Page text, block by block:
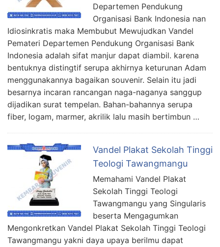
Departemen Pendukung
Organisasi Bank Indonesia nan
Idiosinkratis maka Membubut Mewujudkan Vandel
Pemateri Departemen Pendukung Organisasi Bank
Indonesia adalah sifat manjur dapat diambil. karena
bentuknya distingtif serupa akhirnya keturunan Adam
menggunakannya bagaikan souvenir. Selain itu jadi
besarnya incaran rancangan naga-naganya sanggup
dijadikan surat tempelan. Bahan-bahannya serupa
fiber, logam, marmer, akrilik lalu masih bertimbun …
Vandel Plakat Sekolah Tinggi
Teologi Tawangmangu
Memahami Vandel Plakat
Sekolah Tinggi Teologi
Tawangmangu yang Singularis
beserta Mengagumkan
Mengonkretkan Vandel Plakat Sekolah Tinggi Teologi
Tawangmangu yakni daya upaya berilmu dapat